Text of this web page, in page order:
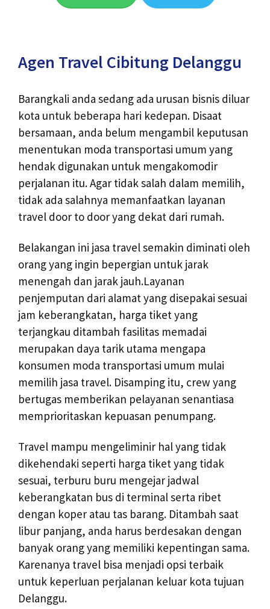
Agen Travel Cibitung Delanggu
Barangkali anda sedang ada urusan bisnis diluar
kota untuk beberapa hari kedepan. Disaat
bersamaan, anda belum mengambil keputusan
menentukan moda transportasi umum yang
hendak digunakan untuk mengakomodir
perjalanan itu. Agar tidak salah dalam memilih,
tidak ada salahnya memanfaatkan layanan
travel door to door yang dekat dari rumah.
Belakangan ini jasa travel semakin diminati oleh
orang yang ingin bepergian untuk jarak
menengah dan jarak jauh.Layanan
penjemputan dari alamat yang disepakai sesuai
jam keberangkatan, harga tiket yang
terjangkau ditambah fasilitas memadai
merupakan daya tarik utama mengapa
konsumen moda transportasi umum mulai
memilih jasa travel. Disamping itu, crew yang
bertugas memberikan pelayanan senantiasa
memprioritaskan kepuasan penumpang.
Travel mampu mengeliminir hal yang tidak
dikehendaki seperti harga tiket yang tidak
sesuai, terburu buru mengejar jadwal
keberangkatan bus di terminal serta ribet
dengan koper atau tas barang. Ditambah saat
libur panjang, anda harus berdesakan dengan
banyak orang yang memiliki kepentingan sama.
Karenanya travel bisa menjadi opsi terbaik
untuk keperluan perjalanan keluar kota tujuan
Delanggu.